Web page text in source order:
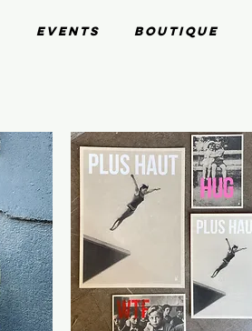
Events Boutique